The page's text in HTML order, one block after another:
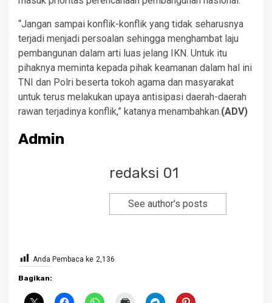
“Jangan sampai konflik-konflik yang tidak seharusnya
terjadi menjadi persoalan sehingga menghambat laju
pembangunan dalam arti luas jelang IKN. Untuk itu
pihaknya meminta kepada pihak keamanan dalam hal ini
TNI dan Polri beserta tokoh agama dan masyarakat
untuk terus melakukan upaya antisipasi daerah-daerah
rawan terjadinya konflik,” katanya menambahkan.(ADV)
Admin
redaksi 01
See author's posts
Anda Pembaca ke 2,136
Bagikan: